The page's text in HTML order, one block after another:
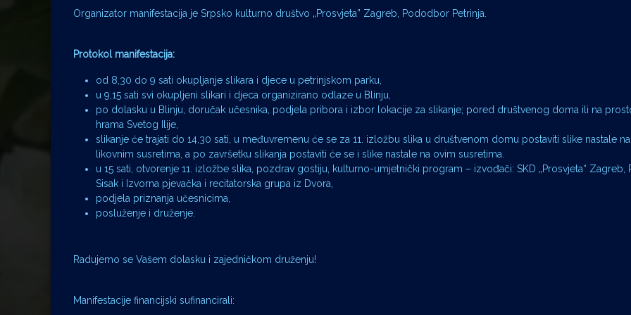
Organizator manifestacija je Srpsko kulturno društvo „Prosvjeta” Zagreb, Pododbor Petrinja.
Protokol manifestacija:
od 8,30 do 9 sati okupljanje slikara i djece u petrinjskom parku,
u 9,15 sati svi okupljeni slikari i djeca organizirano odlaze u Blinju,
po dolasku u Blinju, doručak učesnika, podjela pribora i izbor lokacije za slikanje; pored društvenog doma ili na
hrama Svetog Ilije,
slikanje će trajati do 14,30 sati, u međuvremenu će se za 11. izložbu slika u društvenom domu postaviti slike nastale
likovnim susretima, a po završetku slikanja postaviti će se i slike nastale na ovim susretima.
u 15 sati, otvorenje 11. izložbe slika, pozdrav gostiju, kulturno-umjetnički program – izvođači: SKD „Prosvjeta“
Sisak i Izvorna pjevačka i recitatorska grupa iz Dvora,
podjela priznanja učesnicima,
posluženje i druženje.
Radujemo se Vašem dolasku i zajedničkom druženju!
Manifestacije financijski sufinancirali: